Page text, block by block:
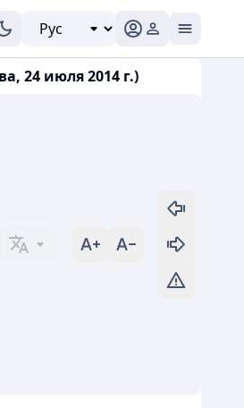
24 июля 2014 г.)